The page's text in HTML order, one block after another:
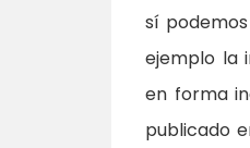
sí
ejemplo la
en forma
publicado